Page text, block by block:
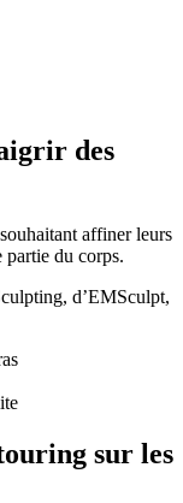
des
affiner leurs
partie du corps.
d’EMSculpt,
sur les